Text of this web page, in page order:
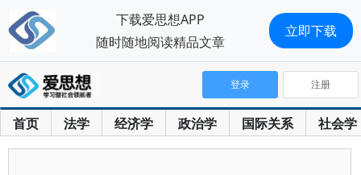
首页 法学 经济学 政治学 国际关系 社会学
登录 注册
下载爱思想APP
随时随地阅读精品文章
立即下载